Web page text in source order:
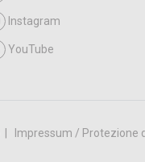
Instagram
YouTube
Impressum / Protezione